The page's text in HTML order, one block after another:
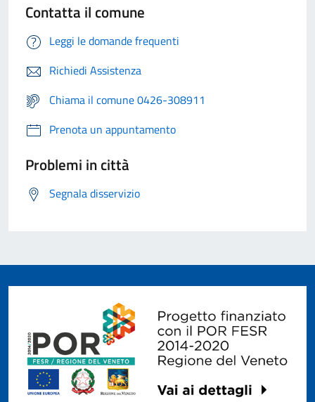
Contatta il comune
Leggi le domande frequenti
Richiedi Assistenza
Chiama il comune 0426-308911
Prenota un appuntamento
Problemi in città
Segnala disservizio